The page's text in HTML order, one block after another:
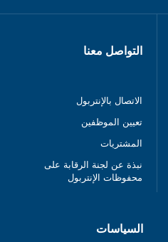
التواصل معنا
الاتصال بالإنتربول
تعيين الموظفين
المشتريات
نبذة عن لجنة الرقابة على
محفوظات الإنتربول
السياسات